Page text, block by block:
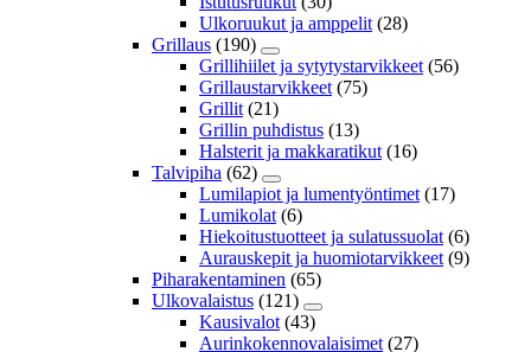
Ulkoruukut ja amppelit (28)
Grillaus (190)
Grillihiilet ja sytytystarvikkeet (56)
Grillaustarvikkeet (75)
Grillit (21)
Grillin puhdistus (13)
Halsterit ja makkaratikut (16)
Talvipiha (62)
Lumilapiot ja lumentyöntimet (17)
Lumikolat (6)
Hiekoitustuotteet ja sulatussuolat (6)
Aurauskepit ja huomiotarvikkeet (9)
Piharakentaminen (65)
Ulkovalaistus (121)
Kausivalot (43)
Aurinkokennovalaisimet (27)